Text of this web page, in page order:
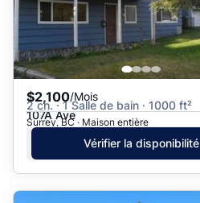
$2,100/Mois
2 ch. · 1 Salle de bain · 1000 ft²
107A Ave
Surrey, BC · Maison entière
Vérifier la disponibilité